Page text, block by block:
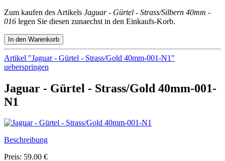
Zum kaufen des Artikels Jaguar - Gürtel - Strass/Silbern 40mm -
016 legen Sie diesen zunaechst in den Einkaufs-Korb.
Artikel "Jaguar - Gürtel - Strass/Gold 40mm-001-N1"
ueberspringen
Jaguar - Gürtel - Strass/Gold 40mm-001-
N1
Beschreibung
Preis: 59.00 €